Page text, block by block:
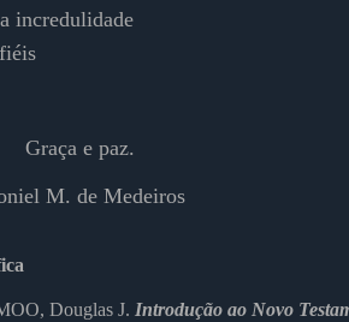
incredulidade
Graça e paz.
M. de Medeiros
Douglas J. Introdução ao Novo